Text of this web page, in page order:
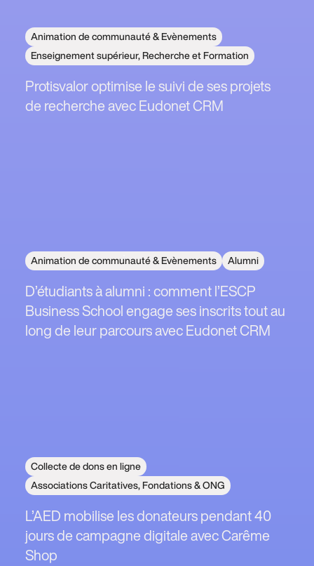
Animation de communauté & Evènements
Enseignement supérieur, Recherche et Formation
Protisvalor optimise le suivi de ses projets
de recherche avec Eudonet CRM
Animation de communauté & Evènements Alumni
D’étudiants à alumni : comment l’ESCP
Business School engage ses inscrits tout au
long de leur parcours avec Eudonet CRM
Collecte de dons en ligne
Associations Caritatives, Fondations & ONG
L’AED mobilise les donateurs pendant 40
jours de campagne digitale avec Carême
Shop